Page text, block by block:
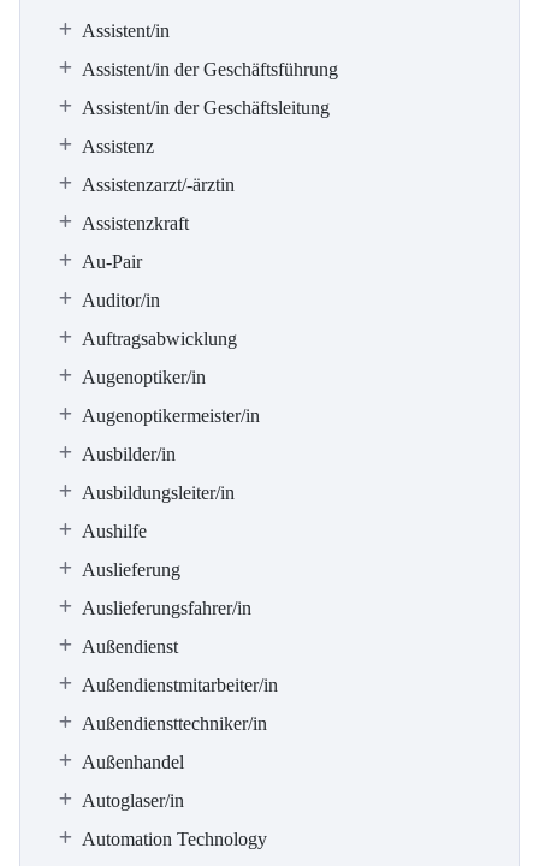
Assistent/in
Assistent/in der Geschäftsführung
Assistent/in der Geschäftsleitung
Assistenz
Assistenzarzt/-ärztin
Assistenzkraft
Au-Pair
Auditor/in
Auftragsabwicklung
Augenoptiker/in
Augenoptikermeister/in
Ausbilder/in
Ausbildungsleiter/in
Aushilfe
Auslieferung
Auslieferungsfahrer/in
Außendienst
Außendienstmitarbeiter/in
Außendiensttechniker/in
Außenhandel
Autoglaser/in
Automation Technology